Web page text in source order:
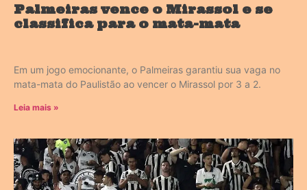
Palmeiras vence o Mirassol e se
classifica para o mata-mata
Em um jogo emocionante, o Palmeiras garantiu sua vaga no
mata-mata do Paulistão ao vencer o Mirassol por 3 a 2.
Leia mais »